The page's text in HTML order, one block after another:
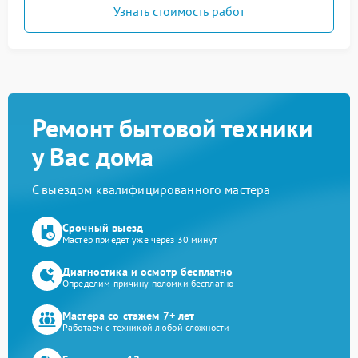
Узнать стоимость работ
Ремонт бытовой техники
у Вас дома
С выездом квалифицированного мастера
Срочный выезд
Мастер приедет уже через 30 минут
Диагностика и осмотр бесплатно
Определим причину поломки бесплатно
Мастера со стажем 7+ лет
Работаем с техникой любой сложности